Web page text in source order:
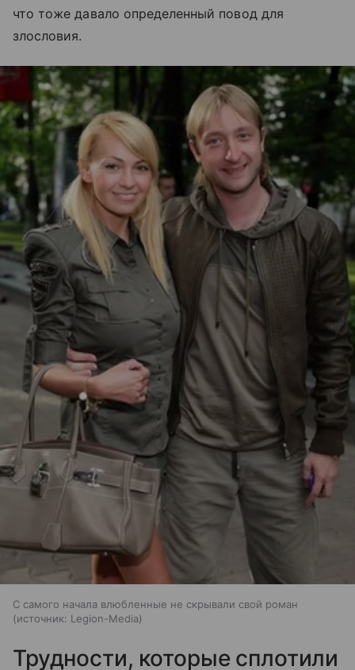
что тоже давало определенный повод для
злословия.
С самого начала влюбленные не скрывали свой роман
источник: Legion-Media
Трудности, которые сплотили